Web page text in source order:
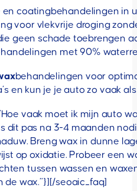
coatingbehandelingen in
voor vlekvrije droging
geen schade toebrengen
met 90%
behandelingen voor
en kun je je auto zo vaak
vaak moet ik mijn auto
pas na 3-4 maanden
Breng wax in dunne
op oxidatie. Probeer
tussen wassen en
wax.”}][/seoaic_faq]